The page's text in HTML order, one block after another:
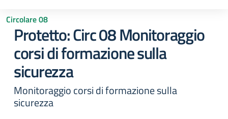
Circolare 08
Protetto: Circ 08 Monitoraggio
corsi di formazione sulla
sicurezza
Monitoraggio corsi di formazione sulla
sicurezza